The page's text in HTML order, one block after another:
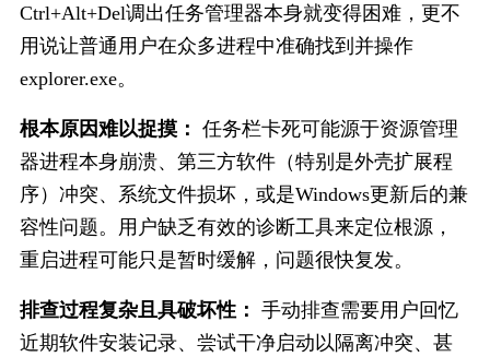
Ctrl+Alt+Del调出任务管理器本身就变得困难，更不
用说让普通用户在众多进程中准确找到并操作
explorer.exe。
根本原因难以捉摸： 任务栏卡死可能源于资源管理
器进程本身崩溃、第三方软件（特别是外壳扩展程
序）冲突、系统文件损坏，或是Windows更新后的兼
容性问题。用户缺乏有效的诊断工具来定位根源，
重启进程可能只是暂时缓解，问题很快复发。
排查过程复杂且具破坏性： 手动排查需要用户回忆
近期软件安装记录、尝试干净启动以隔离冲突、甚